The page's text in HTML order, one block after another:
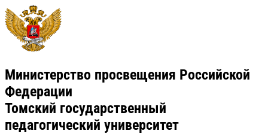
Министерство просвещения Российской
Федерации
Томский государственный
педагогический университет